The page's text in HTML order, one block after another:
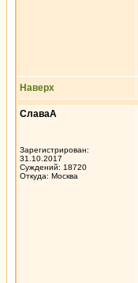
Наверх
СлаваА
Зарегистрирован:
31.10.2017
Суждений: 18720
Откуда: Москва